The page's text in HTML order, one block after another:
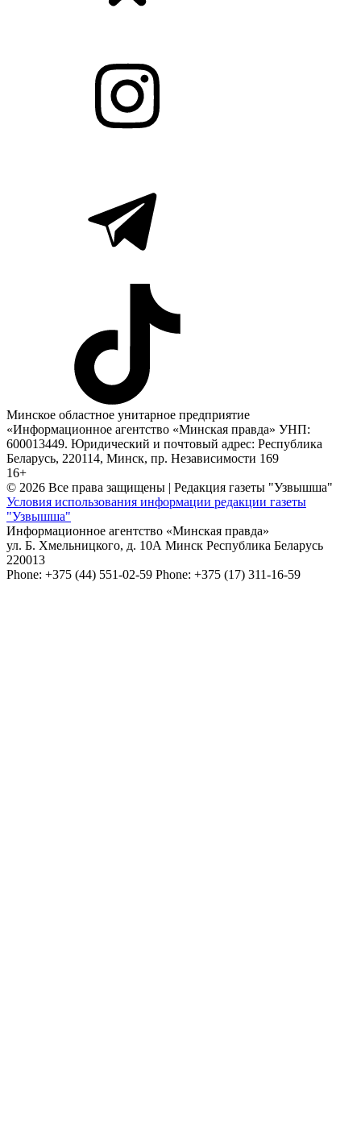
Минское областное унитарное предприятие
«Информационное агентство «Минская правда» УНП:
600013449. Юридический и почтовый адрес: Республика
Беларусь, 220114, Минск, пр. Независимости 169
16+
© 2026 Все права защищены | Редакция газеты "Узвышша"
Условия использования информации редакции газеты
"Узвышша"
Информационное агентство «Минская правда»
ул. Б. Хмельницкого, д. 10А Минск Республика Беларусь
220013
Phone: +375 (44) 551-02-59 Phone: +375 (17) 311-16-59